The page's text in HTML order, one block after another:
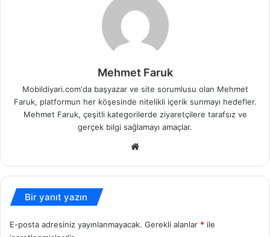
Mehmet Faruk
Mobildiyari.com'da başyazar ve site sorumlusu olan Mehmet
Faruk, platformun her köşesinde nitelikli içerik sunmayı hedefler.
Mehmet Faruk, çeşitli kategorilerde ziyaretçilere tarafsız ve
gerçek bilgi sağlamayı amaçlar.
Bir yanıt yazın
E-posta adresiniz yayınlanmayacak. Gerekli alanlar * ile